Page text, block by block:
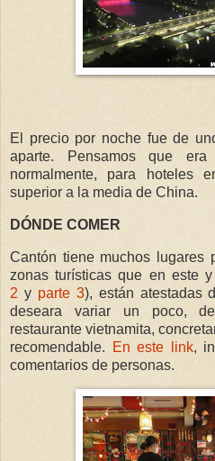
El precio por noche fue de
aparte. Pensamos que
normalmente, para hoteles
superior a la media de China.
DÓNDE COMER
Cantón tiene muchos lugares
zonas turísticas que en este
2 y parte 3), están atestadas
deseara variar un poco,
restaurante vietnamita,
recomendable.
En este link,
comentarios de personas.